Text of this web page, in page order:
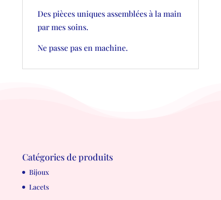
Des pièces uniques assemblées à la main
par mes soins.
Ne passe pas en machine.
Catégories de produits
Bijoux
Lacets